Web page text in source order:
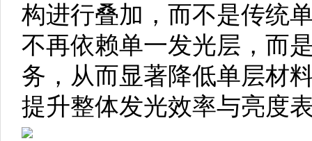
构进行叠加，而不是传统
不再依赖单一发光层，而
务，从而显著降低单层材
提升整体发光效率与亮度